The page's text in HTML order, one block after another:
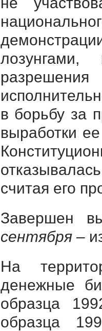
лозунгами,
в борьбу за
выработки
считая его
Завершен
сентября–
На
денежные
образца
образца